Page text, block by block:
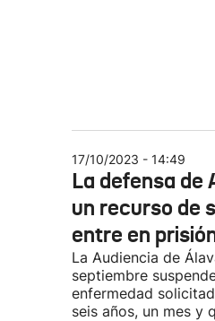
17/10/2023 - 14:49
La defensa de
un recurso de
entre en
La Audiencia de
septiembre
enfermedad
seis años, un mes y